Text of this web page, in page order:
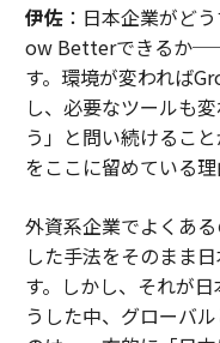
伊佐：日本企業がど
ow Betterできるか
す。環境が変われば
し、必要なツールも
う」と問い続けるこ
をここに留めている理
外資系企業でよくあ
した手法をそのまま
す。しかし、それが
うした中、グローバ